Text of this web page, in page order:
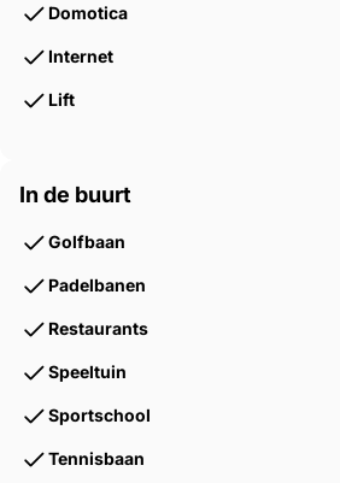
Domotica
Internet
Lift
In de buurt
Golfbaan
Padelbanen
Restaurants
Speeltuin
Sportschool
Tennisbaan